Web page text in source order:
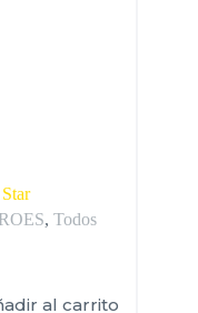
,Todos
al carrito